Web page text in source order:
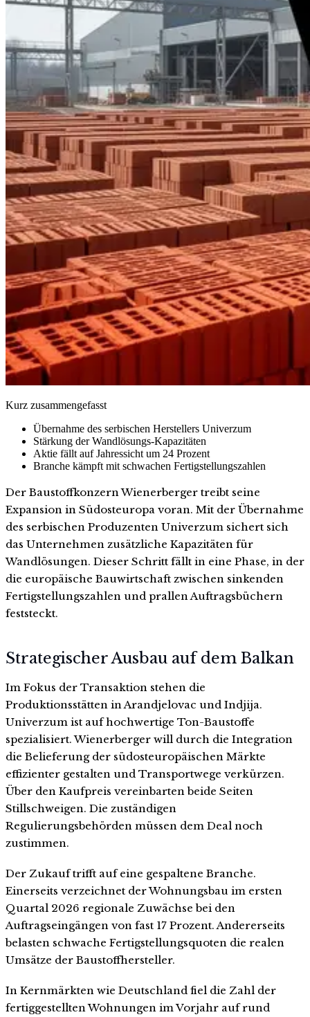
Kurz zusammengefasst
Übernahme des serbischen Herstellers Univerzum
Stärkung der Wandlösungs-Kapazitäten
Aktie fällt auf Jahressicht um 24 Prozent
Branche kämpft mit schwachen Fertigstellungszahlen
Der Baustoffkonzern Wienerberger treibt seine
Expansion in Südosteuropa voran. Mit der Übernahme
des serbischen Produzenten Univerzum sichert sich
das Unternehmen zusätzliche Kapazitäten für
Wandlösungen. Dieser Schritt fällt in eine Phase, in der
die europäische Bauwirtschaft zwischen sinkenden
Fertigstellungszahlen und prallen Auftragsbüchern
feststeckt.
Strategischer Ausbau auf dem Balkan
Im Fokus der Transaktion stehen die
Produktionsstätten in Arandjelovac und Indjija.
Univerzum ist auf hochwertige Ton-Baustoffe
spezialisiert. Wienerberger will durch die Integration
die Belieferung der südosteuropäischen Märkte
effizienter gestalten und Transportwege verkürzen.
Über den Kaufpreis vereinbarten beide Seiten
Stillschweigen. Die zuständigen
Regulierungsbehörden müssen dem Deal noch
zustimmen.
Der Zukauf trifft auf eine gespaltene Branche.
Einerseits verzeichnet der Wohnungsbau im ersten
Quartal 2026 regionale Zuwächse bei den
Auftragseingängen von fast 17 Prozent. Andererseits
belasten schwache Fertigstellungsquoten die realen
Umsätze der Baustoffhersteller.
In Kernmärkten wie Deutschland fiel die Zahl der
fertiggestellten Wohnungen im Vorjahr auf rund